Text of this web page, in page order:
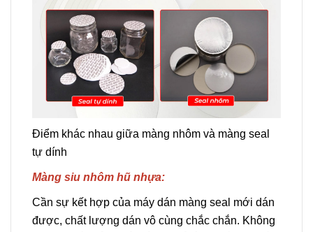
Điểm khác nhau giữa màng nhôm và màng seal
tự dính
Màng siu nhôm hũ nhựa:
Cần sự kết hợp của máy dán màng seal mới dán
được, chất lượng dán vô cùng chắc chắn. Không